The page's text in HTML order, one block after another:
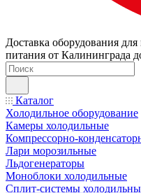
Доставка оборудования
питания от Калининграда
Каталог
Холодильное оборудование
Камеры холодильные
Компрессорно-
Лари морозильные
Льдогенераторы
Моноблоки холодильные
Сплит-системы